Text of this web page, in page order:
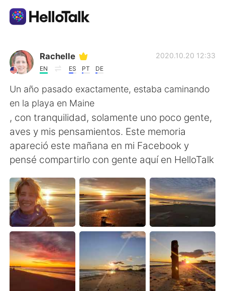
언어 교환 앱
AI Grammar Checker
한국어
English 简体中文
繁體中文 Español
العربية Français
Deutsch 日本語
Русский
Indonesia Italiano
Rachelle
EN ES PT DE
2020.10.20 12:33
Un año pasado exactamente, estaba caminando
en la playa en Maine
, con tranquilidad, solamente uno poco gente,
aves y mis pensamientos. Este memoria
apareció este mañana en mi Facebook y
pensé compartirlo con gente aquí en HelloTalk